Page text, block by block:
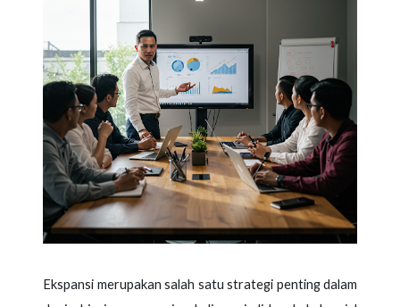
Ekspansi merupakan salah satu strategi penting dalam